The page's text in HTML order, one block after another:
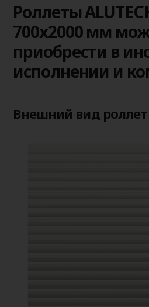
Роллеты
700x2000 мм
приобрести в
исполнении и
Внешний вид